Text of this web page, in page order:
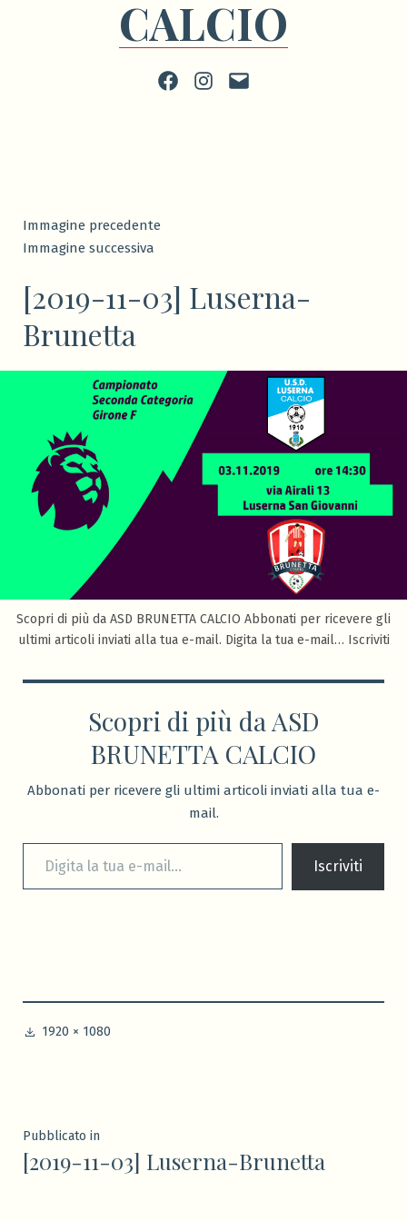
CALCIO
FacebookInstagram
scrivi
Immagine precedente
Immagine successiva
[2019-11-03] Luserna-
Brunetta
Scopri di più da ASD BRUNETTA CALCIO Abbonati per ricevere gli
ultimi articoli inviati alla tua e-mail. Digita la tua e-mail… Iscriviti
Scopri di più da ASD
BRUNETTA CALCIO
Abbonati per ricevere gli ultimi articoli inviati alla tua e-
mail.
Digita la tua e-mail...
Iscriviti
A
1920 × 1080
Navigazione
articoli
Pubblicato in
[2019-11-03] Luserna-Brunetta